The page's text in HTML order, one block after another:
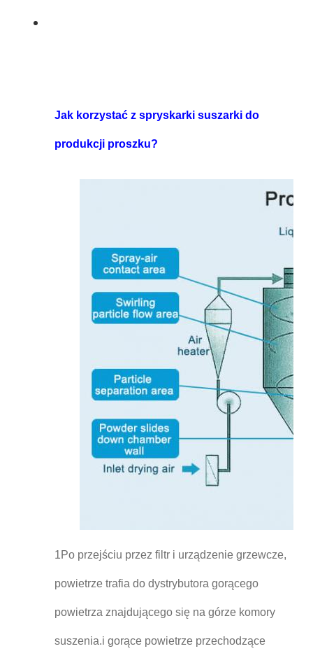
Jak korzystać z spryskarki suszarki do
produkcji proszku?
1Po przejściu przez filtr i urządzenie grzewcze,
powietrze trafia do dystrybutora gorącego
powietrza znajdującego się na górze komory
suszenia.i gorące powietrze przechodzące